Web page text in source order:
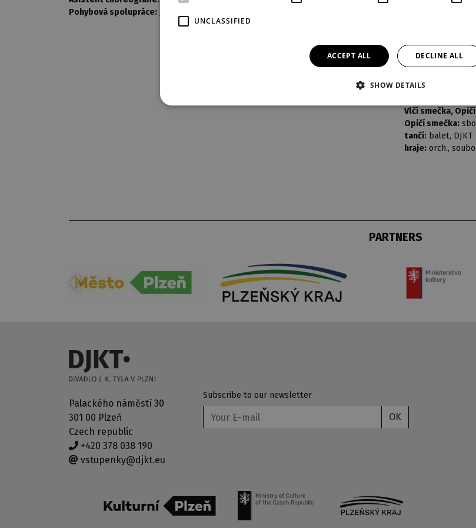
Pohybová spolupráce:
VLČATA - TLAPIČKA:
Sivák: Petr Dudás
Héramba, buvol:
Vlčí smečka,
Opičí smečka:
tančí: balet, DJKT
hraje: orch.,
PARTNERS
Palackého náměstí 30
301 00 Plzeň
Czech republic
+420 378 038 190
vstupenky@djkt.eu
Subscribe to our newsletter
OK
UNCLASSIFIED
ACCEPT ALL DECLINE ALL
SHOW DETAILS